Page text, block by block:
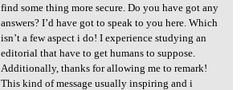
find some thing more secure. Do you have got any
answers? I’d have got to speak to you here. Which
isn’t a few aspect i do! I experience studying an
editorial that have to get humans to suppose.
Additionally, thanks for allowing me to remark!
This kind of message usually inspiring and i